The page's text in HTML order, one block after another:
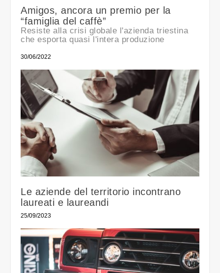
Amigos, ancora un premio per la
“famiglia del caffè”
Resiste alla crisi globale l'azienda triestina
che esporta quasi l'intera produzione
30/06/2022
Le aziende del territorio incontrano
laureati e laureandi
25/09/2023